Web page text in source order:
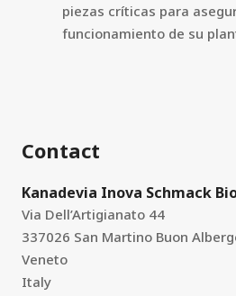
piezas críticas para
funcionamiento de su
Contact
Kanadevia Inova Schmack
Via Dell’Artigianato 44
337026 San Martino Buon
Veneto
Italy